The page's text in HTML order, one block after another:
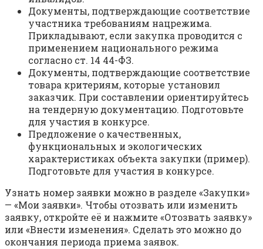
Документы, подтверждающие соответствие
участника требованиям нацрежима.
Прикладывают, если закупка проводится с
применением национального режима
согласно ст. 14 44-ФЗ.
Документы, подтверждающие соответствие
товара критериям, которые установил
заказчик. При составлении ориентируйтесь
на тендерную документацию. Подготовьте
для участия в конкурсе.
Предложение о качественных,
функциональных и экологических
характеристиках объекта закупки (пример).
Подготовьте для участия в конкурсе.
Узнать номер заявки можно в разделе «Закупки»
— «Мои заявки». Чтобы отозвать или изменить
заявку, откройте её и нажмите «Отозвать заявку»
или «Внести изменения». Сделать это можно до
окончания периода приема заявок.